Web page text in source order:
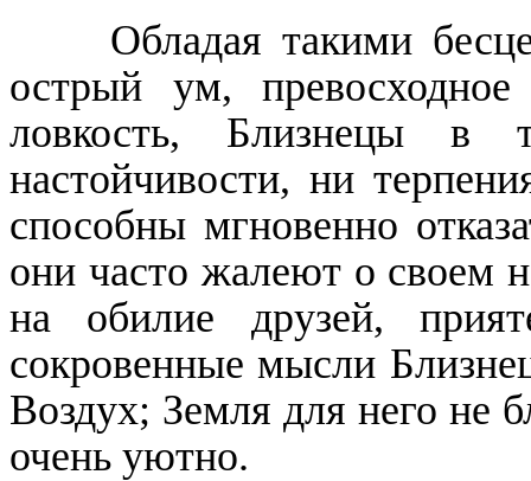
Обладая такими
острый ум,
ловкость, Близнецы
настойчивости, ни
способны мгновенно
они часто жалеют о своем
на обилие друзей,
сокровенные мысли
Воздух; Земля для него не
очень уютно.